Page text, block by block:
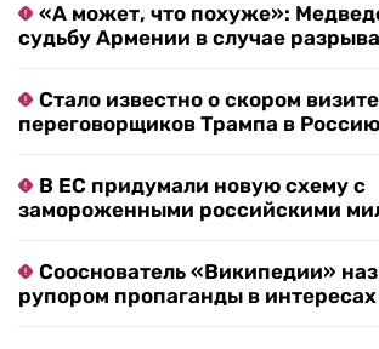
«А может, что похуже»:
судьбу Армении в случае
Стало известно о скором визите
переговорщиков Трампа в Россию
В ЕС придумали новую схему с
замороженными российскими
Сооснователь «Википедии»
рупором пропаганды в